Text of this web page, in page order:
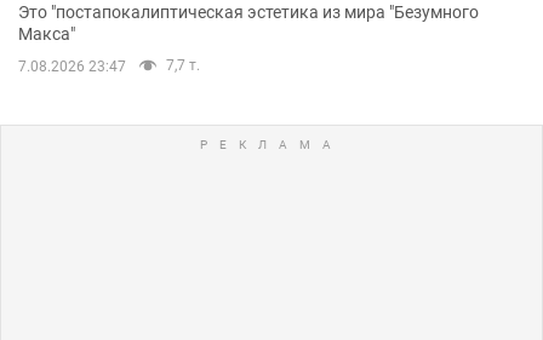
Это "постапокалиптическая эстетика из мира "Безумного
Макса"
7.08.2026 23:47 7,7 т.